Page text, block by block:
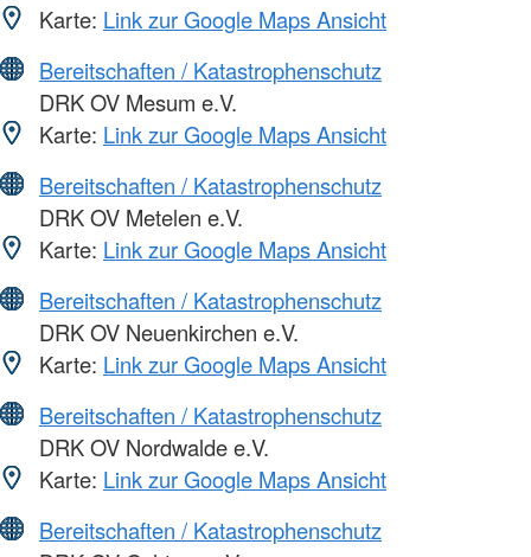
Karte: Link zur Google Maps Ansicht
Bereitschaften / Katastrophenschutz
DRK OV Mesum e.V.
Karte: Link zur Google Maps Ansicht
Bereitschaften / Katastrophenschutz
DRK OV Metelen e.V.
Karte: Link zur Google Maps Ansicht
Bereitschaften / Katastrophenschutz
DRK OV Neuenkirchen e.V.
Karte: Link zur Google Maps Ansicht
Bereitschaften / Katastrophenschutz
DRK OV Nordwalde e.V.
Karte: Link zur Google Maps Ansicht
Bereitschaften / Katastrophenschutz